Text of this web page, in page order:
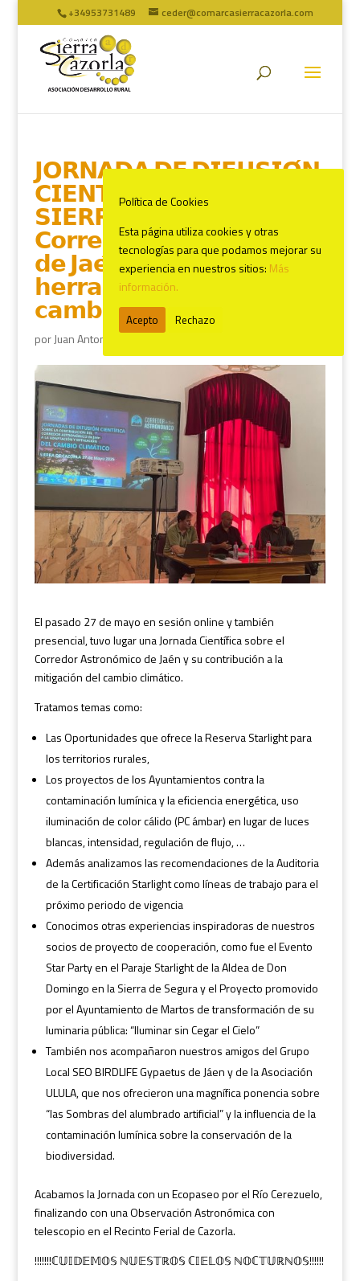
+34953731489 ceder@comarcasierracazorla.com
𝗝𝗢𝗥𝗡𝗔𝗗𝗔 𝗗𝗘 𝗗𝗜𝗙𝗨𝗦𝗜𝗢́𝗡
𝗖𝗜𝗘𝗡𝗧𝗜́𝗙𝗜𝗖𝗔 𝗘𝗡 𝗟𝗔
𝗦𝗜𝗘𝗥𝗥𝗔 𝗗𝗘 𝗖𝗔𝗭𝗢𝗥𝗟𝗔. 𝗘𝗹
𝗖𝗼𝗿𝗿𝗲𝗱𝗼𝗿 𝗔𝘀𝘁𝗿𝗼𝗻𝗼́𝗺𝗶𝗰𝗼
𝗱𝗲 𝗝𝗮𝗲́𝗻 𝗰𝗼𝗺𝗼
𝗵𝗲𝗿𝗿𝗮𝗺𝗶𝗲𝗻𝘁𝗮 𝗳𝗿𝗲𝗻𝘁𝗲 𝗮𝗹
𝗰𝗮𝗺𝗯𝗶𝗼 𝗰𝗹𝗶𝗺𝗮́𝘁𝗶𝗰𝗼
porJuan Antonio Marín
El pasado 27 de mayo en sesión online y también
presencial, tuvo lugar una Jornada Científica sobre el
Corredor Astronómico de Jaén y su contribución a la
mitigación del cambio climático.
Tratamos temas como:
Las Oportunidades que ofrece la Reserva Starlight para
los territorios rurales,
Los proyectos de los Ayuntamientos contra la
contaminación lumínica y la eficiencia energética, uso
iluminación de color cálido (PC ámbar) en lugar de luces
blancas, intensidad, regulación de flujo, …
Además analizamos las recomendaciones de la Auditoria
de la Certificación Starlight como líneas de trabajo para el
próximo periodo de vigencia
Conocimos otras experiencias inspiradoras de nuestros
socios de proyecto de cooperación, como fue el Evento
Star Party en el Paraje Starlight de la Aldea de Don
Domingo en la Sierra de Segura y el Proyecto promovido
por el Ayuntamiento de Martos de transformación de su
luminaria pública: “Iluminar sin Cegar el Cielo”
También nos acompañaron nuestros amigos del Grupo
Local SEO BIRDLIFE Gypaetus de Jáen y de la Asociación
ULULA, que nos ofrecieron una magnífica ponencia sobre
“las Sombras del alumbrado artificial” y la influencia de la
contaminación lumínica sobre la conservación de la
biodiversidad.
Acabamos la Jornada con un Ecopaseo por el Río Cerezuelo,
finalizando con una Observación Astronómica con
telescopio en el Recinto Ferial de Cazorla.
!!!!!!!ℂ𝕌𝕀𝔻𝔼𝕄𝕆𝕊 ℕ𝕌𝔼𝕊𝕋ℝ𝕆𝕊 ℂ𝕀𝔼𝕃𝕆𝕊 ℕ𝕆ℂ𝕋𝕌ℝℕ𝕆𝕊!!!!!!
Política de Cookies
Esta página utiliza cookies y otras
tecnologías para que podamos mejorar su
experiencia en nuestros sitios: Más
información.
Acepto Rechazo